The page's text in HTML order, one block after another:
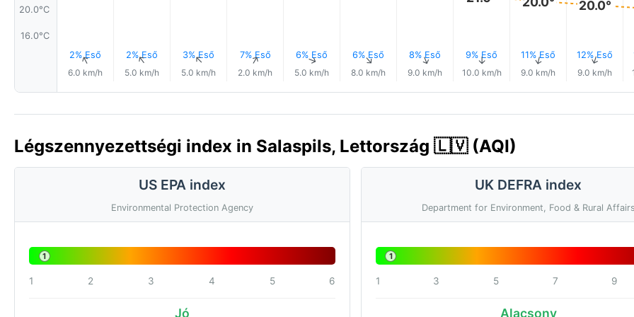
20.0°C
16.0°C
2% Eső
↑
6.0 km/h
2% Eső
↑
5.0 km/h
3% Eső
↑
5.0 km/h
7% Eső
↑
2.0 km/h
6% Eső
↑
5.0 km/h
6% Eső
↑
8.0 km/h
8% Eső
↑
9.0 km/h
9% Eső
↑
10.0 km/h
11% Eső
↑
9.0 km/h
20.0°
12% Eső
↑
9.0 km/h
Légszennyezettségi index in Salaspils, Lettország 🇱🇻 (AQI)
US EPA index
Environmental Protection Agency
1
1 2 3 4 5 6
Jó
UK DEFRA index
Department for Environment, Food & Rural
1
1 3 5 7 9
Alacsony